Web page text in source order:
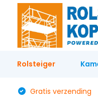
Rolsteiger
Gratis verzending